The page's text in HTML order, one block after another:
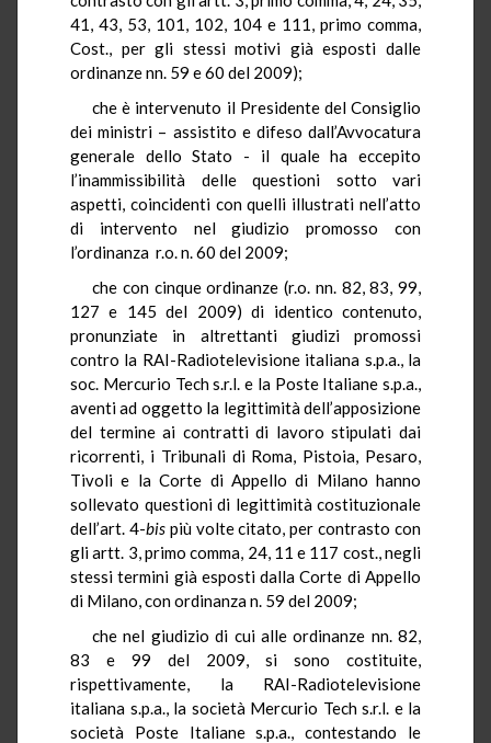
41, 43, 53, 101, 102, 104 e 111, primo comma,
Cost., per gli stessi motivi già esposti dalle
ordinanze nn. 59 e 60 del 2009);
che è intervenuto il Presidente del Consiglio
dei ministri – assistito e difeso dall’Avvocatura
generale dello Stato - il quale ha eccepito
l’inammissibilità delle questioni sotto vari
aspetti, coincidenti con quelli illustrati nell’atto
di intervento nel giudizio promosso con
l’ordinanza r.o. n. 60 del 2009;
che con cinque ordinanze (r.o. nn. 82, 83, 99,
127 e 145 del 2009) di identico contenuto,
pronunziate in altrettanti giudizi promossi
contro la RAI-Radiotelevisione italiana s.p.a., la
soc. Mercurio Tech s.r.l. e la Poste Italiane s.p.a.,
aventi ad oggetto la legittimità dell’apposizione
del termine ai contratti di lavoro stipulati dai
ricorrenti, i Tribunali di Roma, Pistoia, Pesaro,
Tivoli e la Corte di Appello di Milano hanno
sollevato questioni di legittimità costituzionale
dell’art. 4-bispiù volte citato, per contrasto con
gli artt. 3, primo comma, 24, 11 e 117 cost., negli
stessi termini già esposti dalla Corte di Appello
di Milano, con ordinanza n. 59 del 2009;
che nel giudizio di cui alle ordinanze nn. 82,
83 e 99 del 2009, si sono costituite,
rispettivamente, la RAI-Radiotelevisione
italiana s.p.a., la società Mercurio Tech s.r.l. e la
società Poste Italiane s.p.a., contestando le